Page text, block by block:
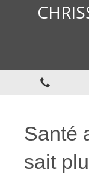
Santé
sait